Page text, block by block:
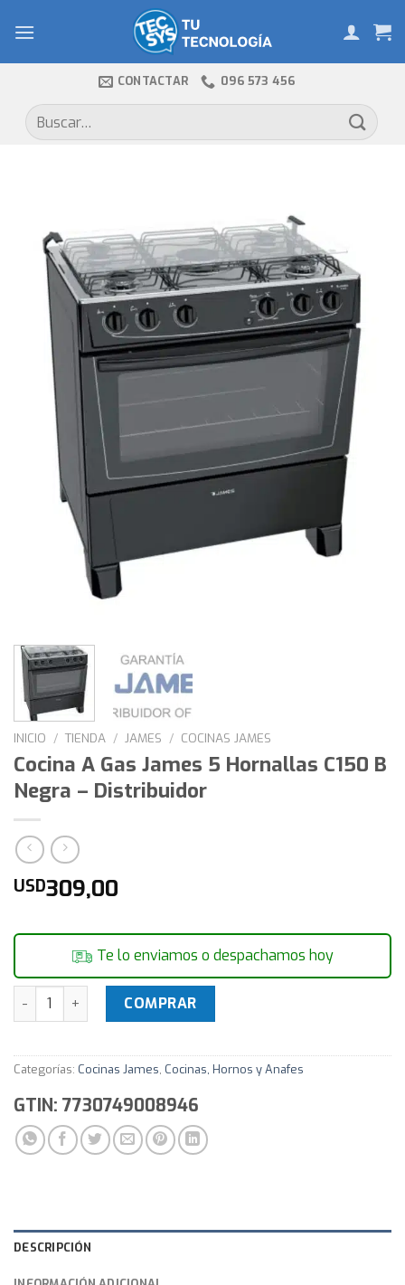
CONTACTAR 096 573 456
Buscar
por:
INICIO / TIENDA / JAMES / COCINAS JAMES
Cocina A Gas James 5 Hornallas C150 B
Negra – Distribuidor
USD309,00
Te lo enviamos o despachamos hoy
Cocina A Gas James 5 Hornallas C150 B Negra -
COMPRAR
Categorías: Cocinas James, Cocinas, Hornos y Anafes
GTIN: 7730749008946
DESCRIPCIÓN